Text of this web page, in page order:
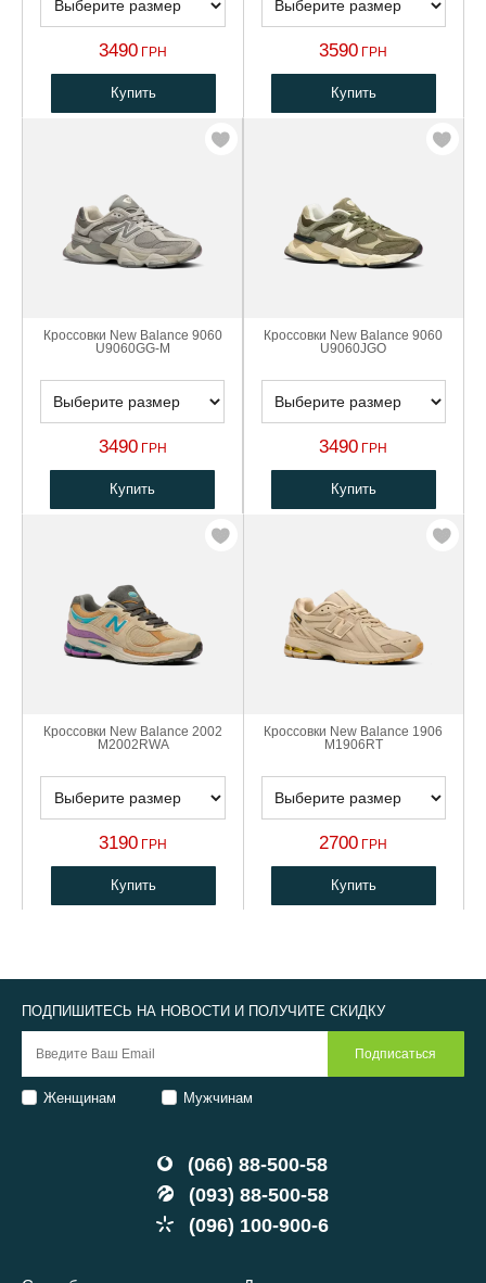
3490 ГРН
Купить
3590 ГРН
Купить
Кроссовки New Balance 9060
U9060GG-M
3490ГРН
Купить
Кроссовки New Balance 9060
U9060JGO
3490 ГРН
Купить
Кроссовки New Balance 2002
M2002RWA
3190 ГРН
Купить
Кроссовки New Balance 1906
M1906RT
2700 ГРН
Купить
(066) 88-500-58
(093) 88-500-58
(096) 100-900-6
ПОДПИШИТЕСЬ НА НОВОСТИ И ПОЛУЧИТЕ СКИДКУ
Женщинам Мужчинам